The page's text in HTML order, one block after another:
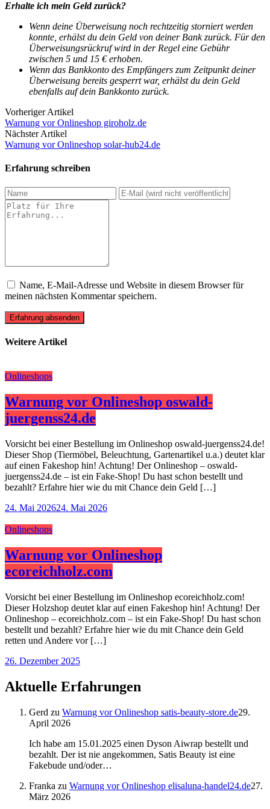
Erhalte ich mein Geld zurück?
Wenn deine Überweisung noch rechtzeitig storniert werden
konnte, erhälst du dein Geld von deiner Bank zurück. Für den
Überweisungsrückruf wird in der Regel eine Gebühr
zwischen 5 und 15 € erhoben.
Wenn das Bankkonto des Empfängers zum Zeitpunkt deiner
Überweisung bereits gesperrt war, erhälst du dein Geld
ebenfalls auf dein Bankkonto zurück.
Vorheriger Artikel
Warnung vor Onlineshop giroholz.de
Nächster Artikel
Warnung vor Onlineshop solar-hub24.de
Erfahrung schreiben
Name, E-Mail-Adresse und Website in diesem Browser für
meinen nächsten Kommentar speichern.
Erfahrung absenden
Weitere Artikel
Onlineshops
Warnung vor Onlineshop oswald-
juergenss24.de
Vorsicht bei einer Bestellung im Onlineshop oswald-juergenss24.de!
Dieser Shop (Tiermöbel, Beleuchtung, Gartenartikel u.a.) deutet klar
auf einen Fakeshop hin! Achtung! Der Onlineshop – oswald-
juergenss24.de – ist ein Fake-Shop! Du hast schon bestellt und
bezahlt? Erfahre hier wie du mit Chance dein Geld […]
24. Mai 202624. Mai 2026
Onlineshops
Warnung vor Onlineshop
ecoreichholz.com
Vorsicht bei einer Bestellung im Onlineshop ecoreichholz.com!
Dieser Holzshop deutet klar auf einen Fakeshop hin! Achtung! Der
Onlineshop – ecoreichholz.com – ist ein Fake-Shop! Du hast schon
bestellt und bezahlt? Erfahre hier wie du mit Chance dein Geld
retten und Andere vor […]
26. Dezember 2025
Aktuelle Erfahrungen
Gerd zu Warnung vor Onlineshop satis-beauty-store.de29.
April 2026
Ich habe am 15.01.2025 einen Dyson Aiwrap bestellt und
bezahlt. Der ist nie angekommen, Satis Beauty ist eine
Fakebude und/oder…
Franka zu Warnung vor Onlineshop elisaluna-handel24.de27.
März 2026